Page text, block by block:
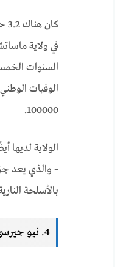
السنوات
100000.
الولاية
– والذي يعد
بالأسلحة
4. نيو جيرسي